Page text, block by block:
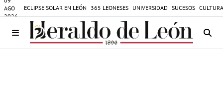
AGO
2026
ECLIPSE SOLAR EN LEÓN 365 LEONESES UNIVERSIDAD SUCESOS